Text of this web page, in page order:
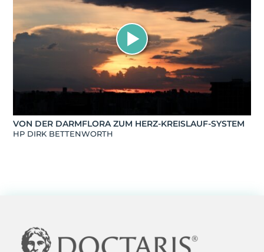
VON DER DARMFLORA ZUM HERZ-KREISLAUF-SYSTEM
HP DIRK BETTENWORTH